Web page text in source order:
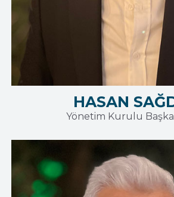
HASAN
Yönetim Kurulu